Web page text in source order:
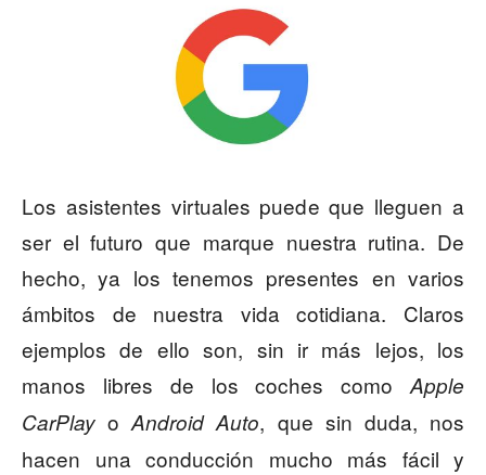
Los asistentes virtuales puede que lleguen a
ser el futuro que marque nuestra rutina. De
hecho, ya los tenemos presentes en varios
ámbitos de nuestra vida cotidiana. Claros
ejemplos de ello son, sin ir más lejos, los
manos libres de los coches como Apple
CarPlay oAndroid Auto, que sin duda, nos
hacen una conducción mucho más fácil y